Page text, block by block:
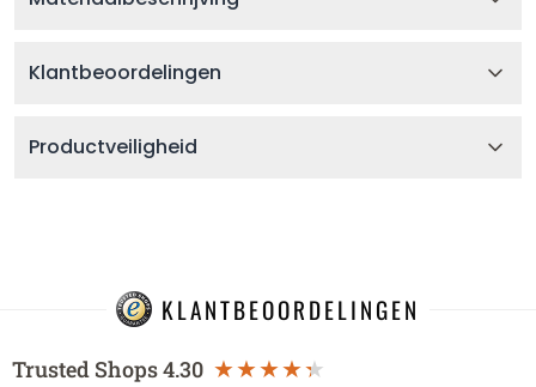
Klantbeoordelingen
Productveiligheid
KLANTBEOORDELINGEN
Trusted Shops4.30